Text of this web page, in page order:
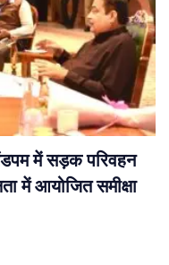
में सड़क परिवहन
में आयोजित समीक्षा